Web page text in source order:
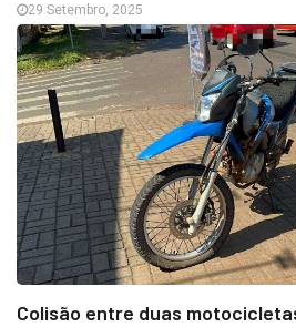
29 Setembro, 2025
Colisão entre duas